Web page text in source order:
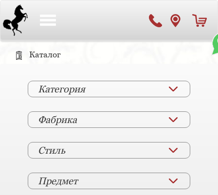
Каталог
Категория
Фабрика
Стиль
Предмет